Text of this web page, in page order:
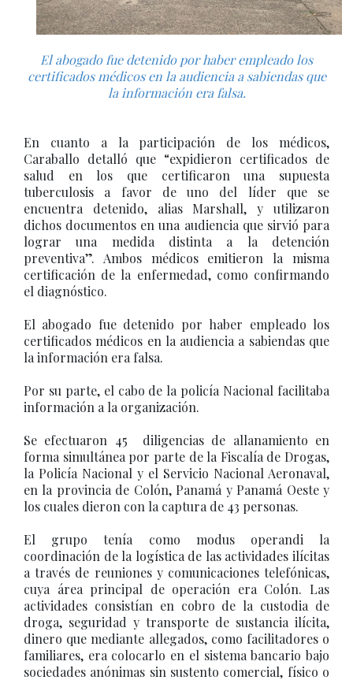
El abogado fue detenido por haber empleado los
certificados médicos en la audiencia a sabiendas que
la información era falsa.
En cuanto a la participación de los médicos,
Caraballo detalló que “expidieron certificados de
salud en los que certificaron una supuesta
tuberculosis a favor de uno del líder que se
encuentra detenido, alias Marshall, y utilizaron
dichos documentos en una audiencia que sirvió para
lograr una medida distinta a la detención
preventiva”. Ambos médicos emitieron la misma
certificación de la enfermedad, como confirmando
el diagnóstico.
El abogado fue detenido por haber empleado los
certificados médicos en la audiencia a sabiendas que
la información era falsa.
Por su parte, el cabo de la policía Nacional facilitaba
información a la organización.
Se efectuaron 45 diligencias de allanamiento en
forma simultánea por parte de la Fiscalía de Drogas,
la Policía Nacional y el Servicio Nacional Aeronaval,
en la provincia de Colón, Panamá y Panamá Oeste y
los cuales dieron con la captura de 43 personas.
El grupo tenía como modus operandi la
coordinación de la logística de las actividades ilícitas
a través de reuniones y comunicaciones telefónicas,
cuya área principal de operación era Colón. Las
actividades consistían en cobro de la custodia de
droga, seguridad y transporte de sustancia ilícita,
dinero que mediante allegados, como facilitadores o
familiares, era colocarlo en el sistema bancario bajo
sociedades anónimas sin sustento comercial, físico o